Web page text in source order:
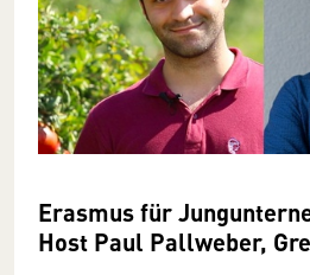
Erasmus für
Host Paul Pallweber,